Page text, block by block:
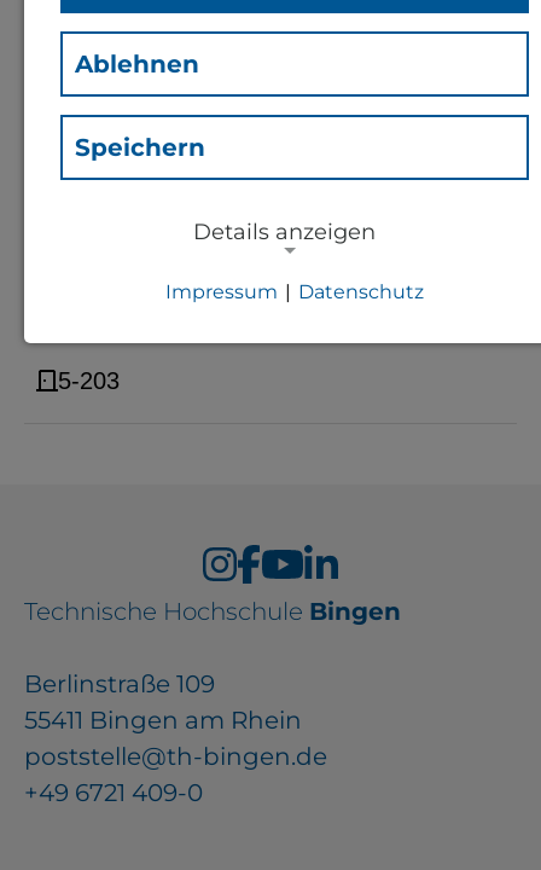
M.Eng.Sieglinde Krum (Ks)
Mitarbeiterin Fachbereich 1
Kontakt
s.krum@th-bingen.de
5-203
Technische Hochschule Bingen
Berlinstraße 109
55411 Bingen am Rhein
poststelle@th-bingen.de
+49 6721 409-0
Ablehnen
Speichern
Details anzeigen
Notwendige Cookies zur Session-
EXTERNE MEDIEN
Benutzerdaten durch
Drittanbieter, bspw. über das
Einbinden externer Videos,
Standortdaten oder
Impressum | Datenschutz